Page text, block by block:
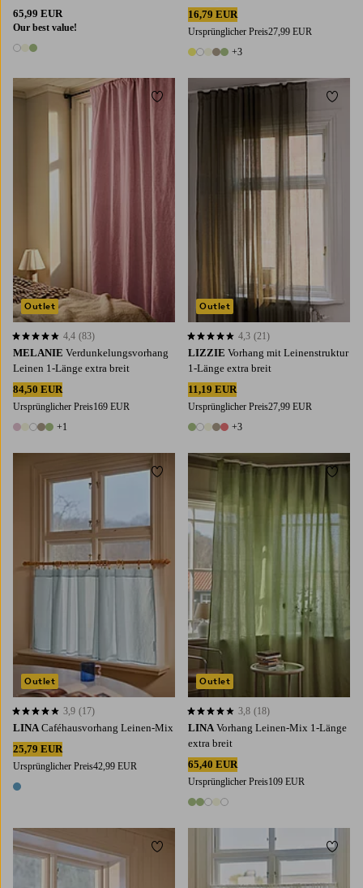
65,99 EUR
Our best value!
3 Farben
16,79 EUR
Ursprünglicher Preis27,99 EUR
8 Farben
+3
MELANIE Verdunkelungsvorhang
Leinen 1-Länge extra breit
84,50 EUR
Ursprünglicher Preis169 EUR
6 Farben
+1
4,4 basierend auf 83 Bewertungen
4,4 (83)
Outlet
Zu Favoriten hinzufügen
LIZZIE Vorhang mit Leinenstruktur
1-Länge extra breit
11,19 EUR
Ursprünglicher Preis27,99 EUR
8 Farben
+3
4,3 basierend auf 21 Bewertungen
4,3 (21)
Outlet
Zu
LINA Caféhausvorhang Leinen-Mix
25,79 EUR
Ursprünglicher Preis42,99 EUR
1 Farbe
3,9 basierend auf 17 Bewertungen
3,9 (17)
Outlet
Zu Favoriten hinzufügen
LINA Vorhang Leinen-Mix 1-Länge
extra breit
65,40 EUR
Ursprünglicher Preis109 EUR
5 Farben
3,8 basierend auf 18 Bewertungen
3,8 (18)
Outlet
Zu
220250 300
Zu Favoriten hinzufügen Zu